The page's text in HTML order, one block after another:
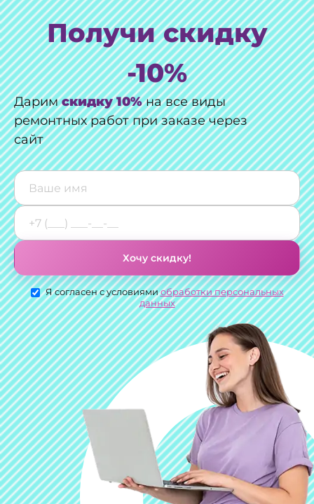
Получи скидку
-10%
Даримскидку 10%на все виды
ремонтных работ при заказе через
сайт
Хочу скидку!
Я согласен с условиямиобработки персональных
данных